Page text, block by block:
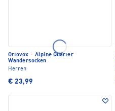
Ortovox · Alpine Quarter
Wandersocken
Herren
€ 23,99